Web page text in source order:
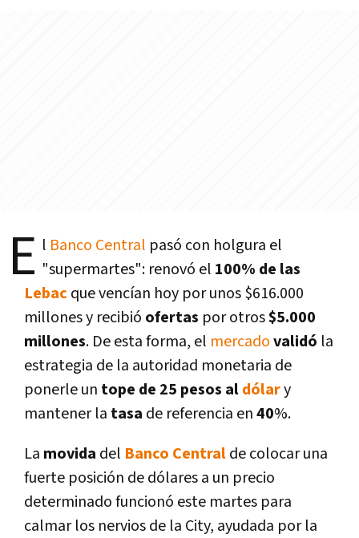
E l Banco Central pasó con holgura el
"supermartes": renovó el 100% de las
Lebac que vencí­an hoy por unos $616.000
millones y recibió ofertas por otros$5.000
millones. De esta forma, el mercadovalidó la
estrategia de la autoridad monetaria de
ponerle un tope de 25 pesos aldólary
mantener la tasa de referencia en40%.
La movida del Banco Centralde colocar una
fuerte posición de dólares a un precio
determinado funcionó este martes para
calmar los nervios de la City, ayudada por la